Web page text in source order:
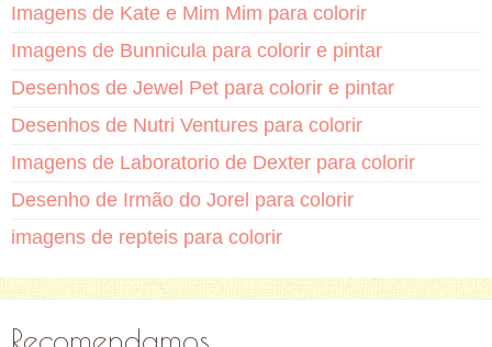
Imagens de Kate e Mim Mim para colorir
Imagens de Bunnicula para colorir e pintar
Desenhos de Jewel Pet para colorir e pintar
Desenhos de Nutri Ventures para colorir
Imagens de Laboratorio de Dexter para colorir
Desenho de Irmão do Jorel para colorir
imagens de repteis para colorir
Recomendamos